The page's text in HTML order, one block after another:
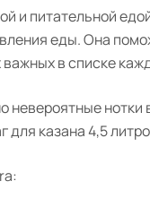
и питательной
еды. Она
в списке
для казана 4,5